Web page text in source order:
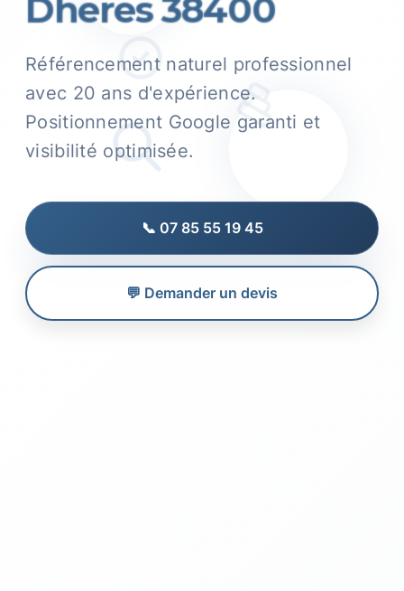
Référencement naturel professionnel
avec 20 ans d'expérience.
Positionnement Google garanti et
visibilité optimisée.
📞 07 85 55 19 45
💬 Demander un devis